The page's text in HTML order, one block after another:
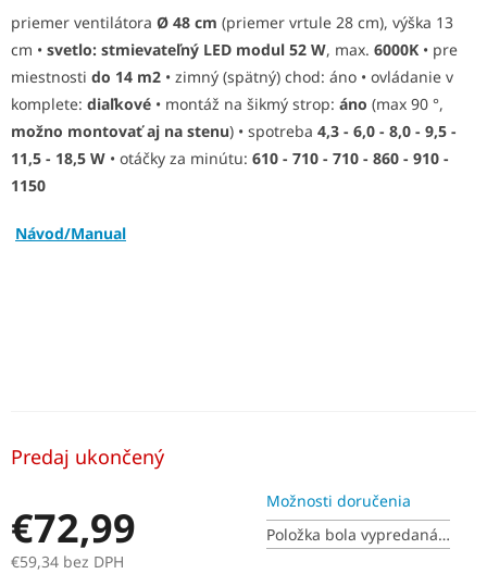
M
O
€72,99
€59,34 bez DPH
Predaj ukončený
Možnosti doručenia
Položka bola vypredaná…
priemer ventilátora Ø 48 cm (priemer vrtule 28 cm), výška 13
cm • svetlo: stmievateľný LED modul 52 W, max. 6000K • pre
miestnosti do 14 m2 • zimný (spätný) chod: áno • ovládanie v
komplete: diaľkové • montáž na šikmý strop: áno (max 90 °,
možno montovať aj na stenu) • spotreba 4,3 - 6,0 - 8,0 - 9,5 -
11,5 - 18,5 W • otáčky za minútu: 610 - 710 - 710 - 860 - 910 -
1150
Návod/Manual